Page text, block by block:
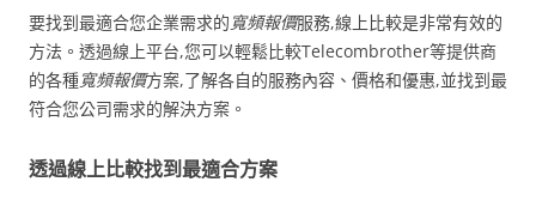
要找到最適合您企業需求的 寬頻報價服務,線上比較是非常有效的
方法。透過線上平台,您可以輕鬆比較Telecombrother等提供商
的各種寬頻報價方案,了解各自的服務內容、價格和優惠,並找到最
符合您公司需求的解決方案。
透過線上比較找到最適合方案